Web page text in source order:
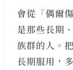
會從「偶爾
是那些長期
族群的人。
長期服用，